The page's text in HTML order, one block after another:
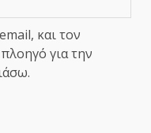
και τον
για την